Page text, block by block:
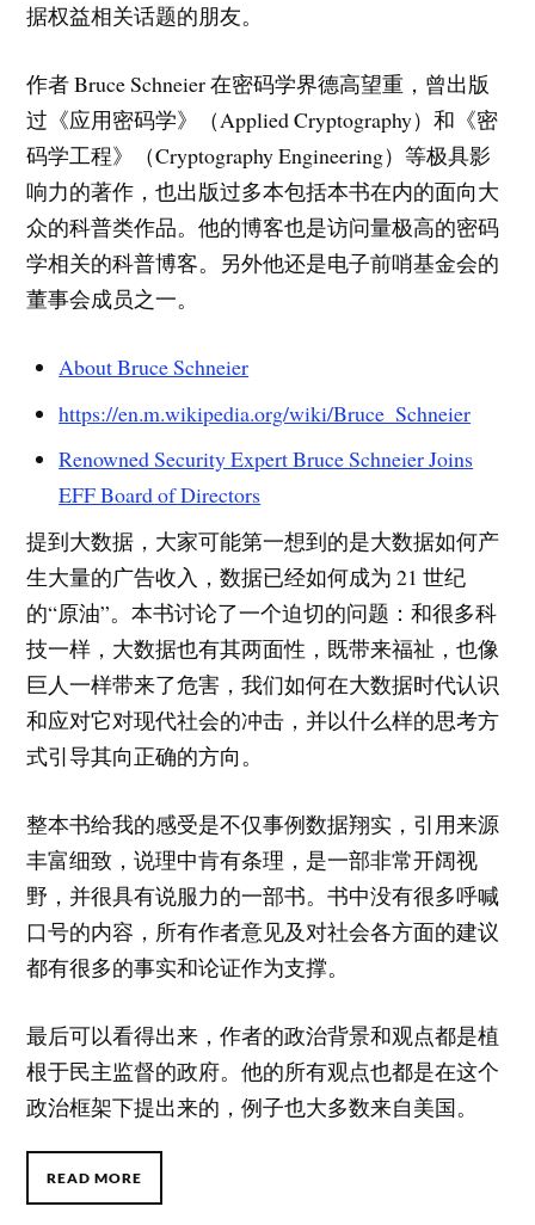
据权益相关话题的朋友。
作者 Bruce Schneier 在密码学界德高望重，曾出版
过《应用密码学》（Applied Cryptography）和《密
码学工程》（Cryptography Engineering）等极具影
响力的著作，也出版过多本包括本书在内的面向大
众的科普类作品。他的博客也是访问量极高的密码
学相关的科普博客。另外他还是电子前哨基金会的
董事会成员之一。
About Bruce Schneier
https://en.m.wikipedia.org/wiki/Bruce_Schneier
Renowned Security Expert Bruce Schneier Joins
EFF Board of Directors
提到大数据，大家可能第一想到的是大数据如何产
生大量的广告收入，数据已经如何成为 21 世纪
的“原油”。本书讨论了一个迫切的问题：和很多科
技一样，大数据也有其两面性，既带来福祉，也像
巨人一样带来了危害，我们如何在大数据时代认识
和应对它对现代社会的冲击，并以什么样的思考方
式引导其向正确的方向。
整本书给我的感受是不仅事例数据翔实，引用来源
丰富细致，说理中肯有条理，是一部非常开阔视
野，并很具有说服力的一部书。书中没有很多呼喊
口号的内容，所有作者意见及对社会各方面的建议
都有很多的事实和论证作为支撑。
最后可以看得出来，作者的政治背景和观点都是植
根于民主监督的政府。他的所有观点也都是在这个
政治框架下提出来的，例子也大多数来自美国。
READ MORE